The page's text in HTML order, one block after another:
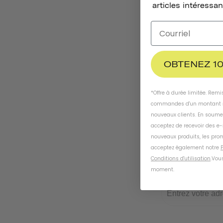
articles
OBTENEZ
*Offre à durée limitée.
commandes d'un montant
nouveaux clients. En
acceptez de recevoir des
nouveaux produits, les
acceptez également notre
Conditions d'utilisation.
moment.